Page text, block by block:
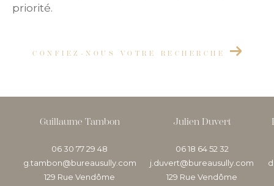
priorité.
CONFIEZ-NOUS VOTRE RECHERCHE
Guillaume Tambon
06 30 77 29 48
g.tambon@bureausully.com
129 Rue Vendôme
Julien Duvert
06 18 64 52 32
j.duvert@bureausully.com
129 Rue Vendôme